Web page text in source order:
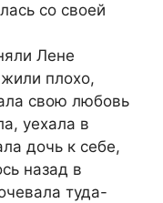
со своей
Лене
плохо,
свою любовь
уехала в
дочь к себе,
назад в
туда-